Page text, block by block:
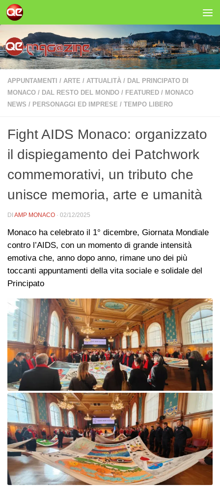
Salta al contenuto
APPUNTAMENTI / ARTE / ATTUALITÀ / DAL PRINCIPATO DI
MONACO / DAL RESTO DEL MONDO / FEATURED / MONACO
NEWS / PERSONAGGI ED IMPRESE / TEMPO LIBERO
Fight AIDS Monaco: organizzato
il dispiegamento dei Patchwork
commemorativi, un tributo che
unisce memoria, arte e umanità
DI AMP MONACO · 02/12/2025
Monaco ha celebrato il 1° dicembre, Giornata Mondiale
contro l’AIDS, con un momento di grande intensità
emotiva che, anno dopo anno, rimane uno dei più
toccanti appuntamenti della vita sociale e solidale del
Principato